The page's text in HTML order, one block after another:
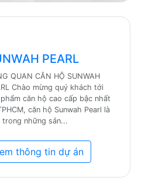
PEARL
QUAN CĂN HỘ SUNWAH
​Chào mừng quý khách tới
căn hộ cao cấp bậc nhất
căn hộ Sunwah Pearl là
trong những sản...
thông tin dự án